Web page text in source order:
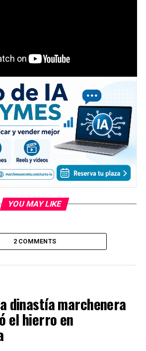
YOU MAY LIKE
2 COMMENTS
dinastía marchenera
el hierro en